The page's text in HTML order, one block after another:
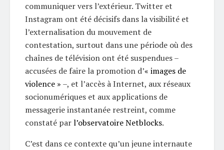
communiquer vers l’extérieur. Twitter et
Instagram ont été décisifs dans la visibilité et
l’externalisation du mouvement de
contestation, surtout dans une période où des
chaînes de télévision ont été suspendues –
accusées de faire la promotion d’« images de
violence » –, et l’accès à Internet, aux réseaux
socionumériques et aux applications de
messagerie instantanée restreint, comme
constaté parl’observatoire Netblocks.
C’est dans ce contexte qu’un jeune internaute